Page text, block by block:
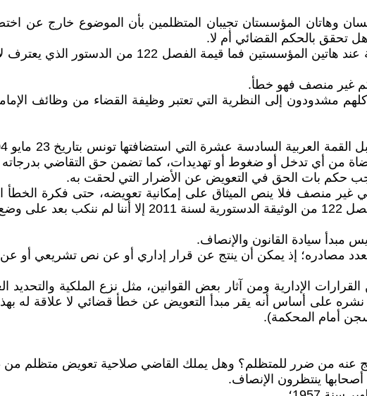
وهاتان المؤسستان تجيبان المتظلمين بأن الموضوع خارج عن
تحقق بالحكم القضائي أم لا.
وإذا كانت الأحكام التي تصدر عن القضاء هي عنوان
إلى النظرية التي تعتبر وظيفة القضاء من وظائف الإمامة
من أي تدخل أو ضغوط أو تهديدات، كما تضمن حق التقاضي
غير منصف فلا ينص الميثاق على إمكانية تعويضه، حتى فكرة الخطأ
مبدأ سيادة القانون والإنصاف.
مصادره؛ إذ يمكن أن ينتج عن قرار إداري أو عن نص تشريعي
الإدارية ومن آثار بعض القوانين، مثل نزع الملكية
نشره على أساس أنه يقر مبدأ التعويض عن خطأ قضائي لا علاقة له
أمام المحكمة).
عنه من ضرر للمتظلم؟ وهل يملك القاضي صلاحية تعويض متظلم
ينتظرون الإنصاف.